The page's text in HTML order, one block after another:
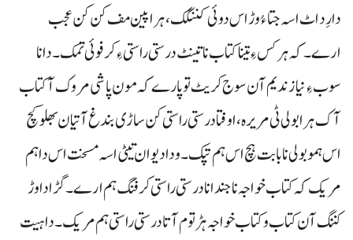
دا رِد اٹ اسہ جتا ءُ وڑ اس دوئی کننگک، ہرا پین مف کن کن عجب
ارے۔ کہ ہرکس ءِ تینا کتاب نا تینٹ درستی راستی ءِ کرفوئی تمک۔ دانا
سوب ءِ نیاز ندیم آن سوج کریٹ تو پارے کہ مون پاشی مروک آ کتاب
آک ہرا بولی ٹی مریرہ،اوفتا درستی راستی کن ساڑی بندغ آتیان بھلو کچ
اس ہمو بولی نا بابت ہچ اس ہم تپک۔ و دا دیوان تیٹی اسہ مسخت اس دا ہم
مریک کہ کتاب خواجہ نا جند انا درستی راستی کرفنگ ہم ارے۔ گڑا دا وڑ
کننگ آن کتاب و کتاب خواجہ ہڑتوم آتا درستی راستی ہم مریک۔ دا ہیت